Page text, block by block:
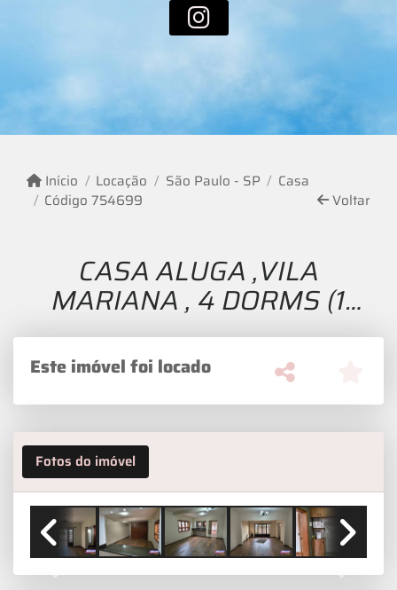
Início Locação São Paulo - SP
Casa
Código 754699
Voltar
CASA ALUGA ,VILA
MARIANA , 4 DORMS (1
SUITE ) 2 VAGAS
COBERT,TERRAÇO,180M2.
Este imóvel foi locado
Fotos do imóvel
Previous Next